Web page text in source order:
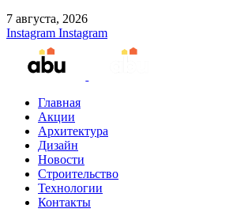
7 августа, 2026
Instagram Instagram
Главная
Акции
Архитектура
Дизайн
Новости
Строительство
Технологии
Контакты